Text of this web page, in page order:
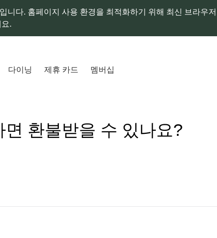
니다. 홈페이지 사용 환경을 최적화하기 위해 최신 브라우
.
다이닝 제휴 카드 멤버십
환불받을 수 있나요?